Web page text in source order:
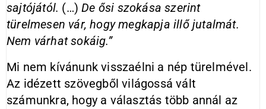
sajtójától. (…)De ősi szokása szerint
türelmesen vár, hogy megkapja illő jutalmát.
Nem várhat sokáig.”
Mi nem kívánunk visszaélni a nép türelmével.
Az idézett szövegből világossá vált
számunkra, hogy a választás több annál az